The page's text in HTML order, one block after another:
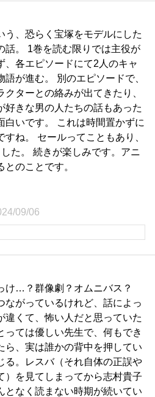
う、恐らく宝塚をモデルにした
話。 1巻を読む限りでは主役が
、各エピソードにて2人のキャ
語が進む。 別のエピソードで、
クターとの絡みが出てきたり、
好きな男の人たちの話もあった
白いです。 これは時間置かずに
すね。 セールってこともあり、
た。 続きが楽しみです。アニ
とのことです。
09/06
け…？群像劇？オムニバス？
ながっているけれど、話によっ
違くて、怖い人だと思っていた
っては優しい先生で、何もでき
ら、実は誰かの背中を押してい
。レスバ（それ自体の正誤や
）を見てしまってから志村貴子
となく読まない時期が続いてい